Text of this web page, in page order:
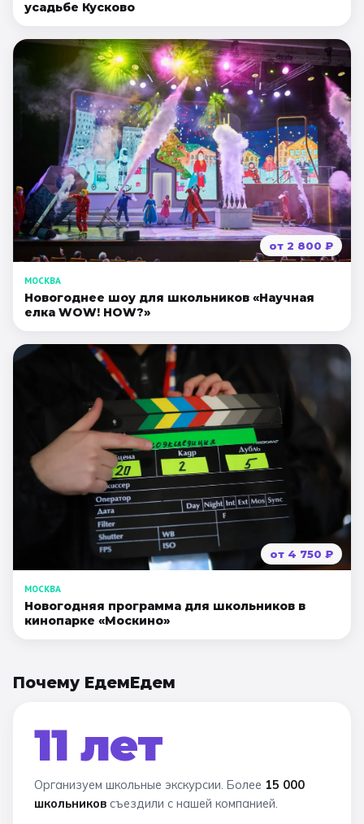
усадьбе Кусково
от 2 800 ₽
МОСКВА
Новогоднее шоу для школьников «Научная
елка WOW! HOW?»
от 4 750 ₽
МОСКВА
Новогодняя программа для школьников в
кинопарке «Москино»
Почему ЕдемЕдем
11 лет
Организуем школьные экскурсии. Более 15 000
школьников съездили с нашей компанией.